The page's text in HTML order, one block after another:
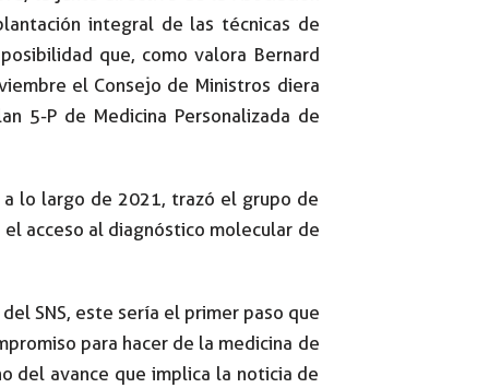
integral de las técnicas de
que, como valora Bernard
el Consejo de Ministros diera
5-P de Medicina Personalizada de
a lo largo de 2021, trazó el grupo de
acceso al diagnóstico molecular de
SNS, este sería el primer paso que
para hacer de la medicina de
del avance que implica la noticia de